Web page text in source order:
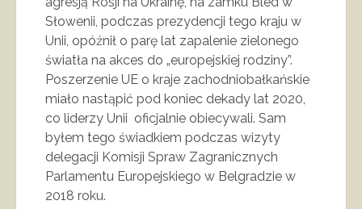
Słowenii, podczas prezydencji tego kraju w
Unii, opóźnił o parę lat zapalenie zielonego
światła na akces do „europejskiej rodziny”.
Poszerzenie UE o kraje zachodniobałkańskie
miało nastąpić pod koniec dekady lat 2020,
co liderzy Unii oficjalnie obiecywali. Sam
byłem tego świadkiem podczas wizyty
delegacji Komisji Spraw Zagranicznych
Parlamentu Europejskiego w Belgradzie w
2018 roku.